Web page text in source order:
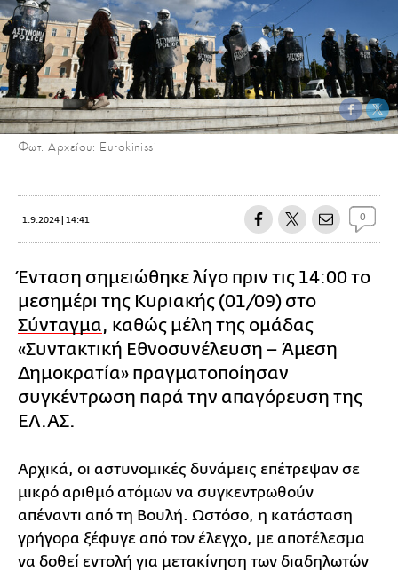
Φωτ. Αρχείου: Eurokinissi
1.9.2024 | 14:41 0
Ένταση σημειώθηκε λίγο πριν τις 14:00 το
μεσημέρι της Κυριακής (01/09) στο
Σύνταγμα, καθώς μέλη της ομάδας
«Συντακτική Εθνοσυνέλευση – Άμεση
Δημοκρατία» πραγματοποίησαν
συγκέντρωση παρά την απαγόρευση της
ΕΛ.ΑΣ.
Αρχικά, οι αστυνομικές δυνάμεις επέτρεψαν σε
μικρό αριθμό ατόμων να συγκεντρωθούν
απέναντι από τη Βουλή. Ωστόσο, η κατάσταση
γρήγορα ξέφυγε από τον έλεγχο, με αποτέλεσμα
να δοθεί εντολή για μετακίνηση των διαδηλωτών